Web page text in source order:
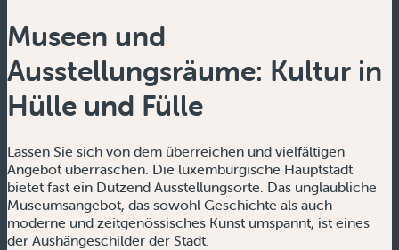
Museen und
Ausstellungsräume: Kultur in
Hülle und Fülle
Lassen Sie sich von dem überreichen und vielfältigen
Angebot überraschen. Die luxemburgische Hauptstadt
bietet fast ein Dutzend Ausstellungsorte. Das unglaubliche
Museumsangebot, das sowohl Geschichte als auch
moderne und zeitgenössisches Kunst umspannt, ist eines
der Aushängeschilder der Stadt.